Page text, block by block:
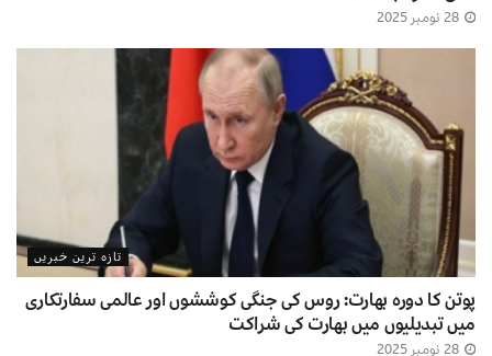
تازہ ترین خبریں
پوتن کا دورہ بھارت: روس کی جنگی کوششوں اور عالمی سفارتکاری
میں تبدیلیوں میں بھارت کی شراکت